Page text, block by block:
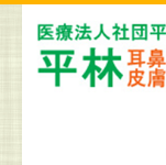
ホーム